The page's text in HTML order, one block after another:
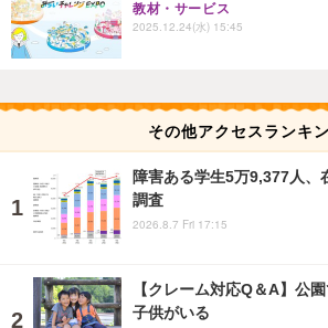
教材・サービス
2025.12.24(水) 15:45
その他アクセスランキ
障害ある学生5万9,377人
調査
2026.8.7 Fri 17:15
【クレーム対応Q＆A】公
子供がいる